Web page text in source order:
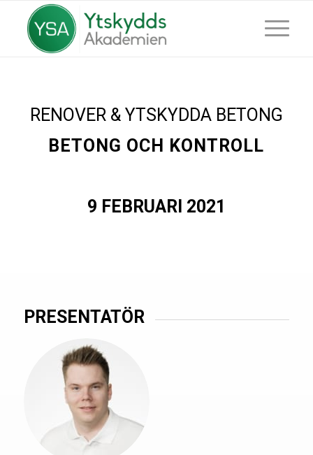
RENOVER & YTSKYDDA BETONG
BETONG OCH KONTROLL
9 FEBRUARI 2021
PRESENTATÖR